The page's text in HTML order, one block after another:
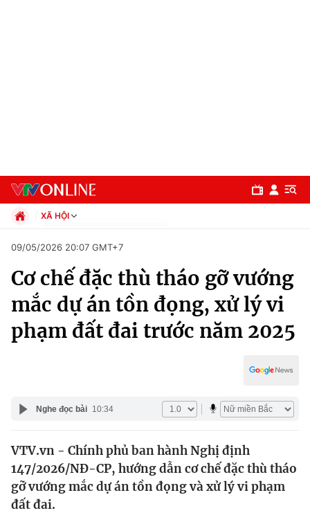
Chuyên mục
Chính trị
Thế giới
Tin tức
XÃ HỘI
Xã hội
Pháp luật
Thể thao
Truyền hình
Giáo dục
09/05/2026 20:07 GMT+7
Cơ chế đặc thù tháo gỡ vướng
mắc dự án tồn đọng, xử lý vi
phạm đất đai trước năm 2025
Nghe đọc bài 10:34
VTV.vn - Chính phủ ban hành Nghị định
147/2026/NĐ-CP, hướng dẫn cơ chế đặc thù tháo
gỡ vướng mắc dự án tồn đọng và xử lý vi phạm
đất đai.